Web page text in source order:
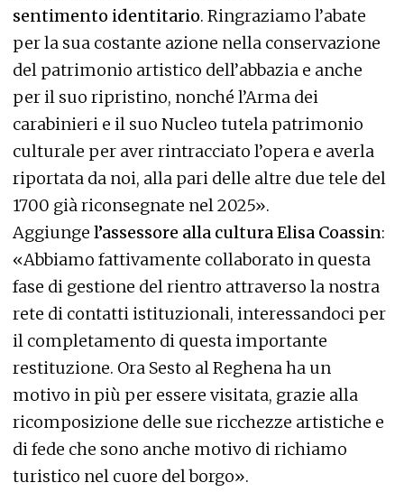
sentimento identitario. Ringraziamo l’abate
per la sua costante azione nella conservazione
del patrimonio artistico dell’abbazia e anche
per il suo ripristino, nonché l’Arma dei
carabinieri e il suo Nucleo tutela patrimonio
culturale per aver rintracciato l’opera e averla
riportata da noi, alla pari delle altre due tele del
1700 già riconsegnate nel 2025».
Aggiunge l’assessore alla cultura Elisa Coassin:
«Abbiamo fattivamente collaborato in questa
fase di gestione del rientro attraverso la nostra
rete di contatti istituzionali, interessandoci per
il completamento di questa importante
restituzione. Ora Sesto al Reghena ha un
motivo in più per essere visitata, grazie alla
ricomposizione delle sue ricchezze artistiche e
di fede che sono anche motivo di richiamo
turistico nel cuore del borgo».